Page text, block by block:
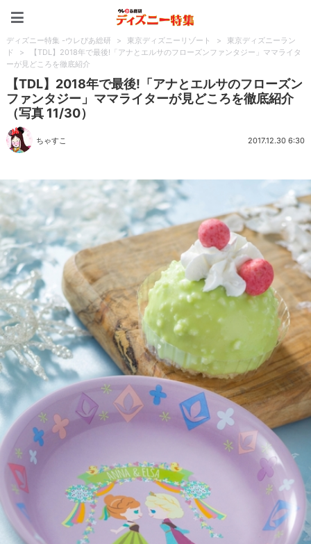
ディズニー特集 -ウレぴあ総研 > 東京ディズニーリゾート >
東京ディズニーラン
ド
>
【TDL】2018年で最後!「アナとエルサのフローズンファンタジー」ママライタ
ーが見どころを徹底紹介
【TDL】2018年で最後!「アナとエルサのフローズン
ファンタジー」ママライターが見どころを徹底紹介
（写真 11/30）
ちゃすこ 2017.12.30 6:30